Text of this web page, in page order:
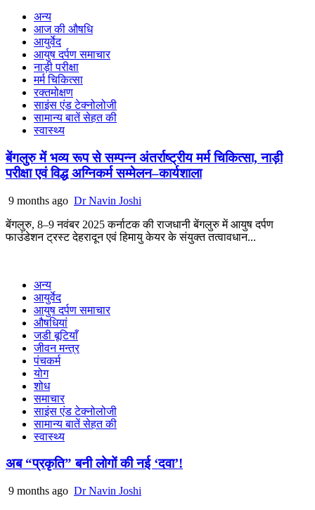
अन्य
आज की औषधि
आयुर्वेद
आयुष दर्पण समाचार
नाड़ी परीक्षा
मर्म चिकित्सा
रक्तमोक्षण
साइंस एंड टेक्नोलोजी
सामान्य बातें सेहत की
स्वास्थ्य
बेंगलुरु में भव्य रूप से सम्पन्न अंतर्राष्ट्रीय मर्म चिकित्सा, नाड़ी
परीक्षा एवं विद्ध अग्निकर्म सम्मेलन–कार्यशाला
9 months ago Dr Navin Joshi
बेंगलुरु, 8–9 नवंबर 2025 कर्नाटक की राजधानी बेंगलुरु में आयुष दर्पण
फाउंडेशन ट्रस्ट देहरादून एवं हिमायु केयर के संयुक्त तत्वावधान...
अन्य
आयुर्वेद
आयुष दर्पण समाचार
औषधियां
जडी बूटियाँ
जीवन मन्त्र
पंचकर्म
योग
शोध
समाचार
साइंस एंड टेक्नोलोजी
सामान्य बातें सेहत की
स्वास्थ्य
अब “प्रकृति” बनी लोगों की नई ‘दवा’!
9 months ago Dr Navin Joshi